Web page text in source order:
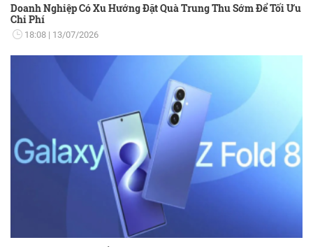
Doanh Nghiệp Có Xu Hướng Đặt Quà Trung Thu Sớm Để Tối Ưu
Chi Phí
18:08 13/07/2026